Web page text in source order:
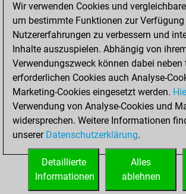
Matt auf vollem Brett
Bauer setzt Matt
Erstickte Matts
Unterverwandlungen
Türme auf der siebten
STARTSEITE
Wir verwenden Cookies und
um bestimmte Funktionen zur
Nutzererfahrungen zu verbessern und
Inhalte auszuspielen. Abhängig von
Verwendungszweck können dabei neben
erforderlichen Cookies auch Analyse-
Marketing-Cookies eingesetzt werden.
Verwendung von Analyse-Cookies und
widersprechen. Weitere Informationen
unserer Datenschutzerklärung.
Alles
ablehnen
Detaillierte
Informationen